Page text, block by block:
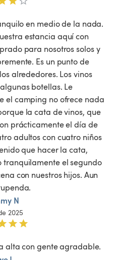
en medio de la nada.
estancia aquí con
para nosotros solos y
Es un punto de
alrededores. Los vinos
botellas. Le
el camping no ofrece nada
la cata de vinos, que
prácticamente el día de
adultos con cuatro niños
que hacer la cata,
el segundo
con nuestros hijos. Aun
N
2025
alta con gente agradable.